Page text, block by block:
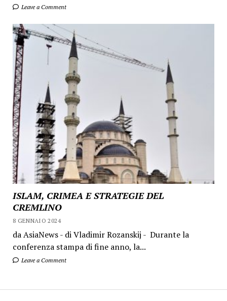
Leave a Comment
ISLAM, CRIMEA E STRATEGIE DEL
CREMLINO
8 GENNAIO 2024
da AsiaNews - di Vladimir Rozanskij - Durante la
conferenza stampa di fine anno, la...
Leave a Comment